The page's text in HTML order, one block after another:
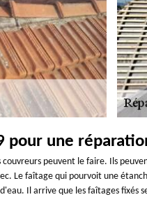
pour une
peuvent le faire. Ils
Le faîtage qui pourvoit une
Il arrive que les faîtages fixés